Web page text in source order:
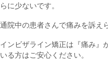
らに少ないです。
通院中の患者さんで痛みを訴え
インビザライン矯正は『痛み』
いる方はご安心ください。